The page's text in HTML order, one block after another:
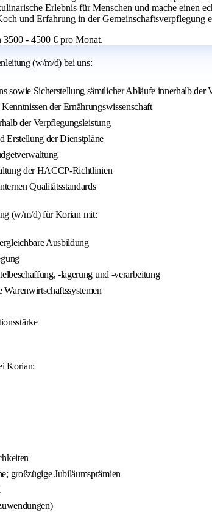
Erlebnis für Menschen und mache einen
und Erfahrung in der Gemeinschaftsverpflegung
3500 - 4500 € pro Monat.
(w/m/d) bei uns:
sowie Sicherstellung sämtlicher Abläufe innerhalb der
der Ernährungswissenschaft
der Verpflegungsleistung
Erstellung der Dienstpläne
der HACCP-Richtlinien
Qualitätsstandards
(w/m/d) für Korian mit:
Ausbildung
-lagerung und -verarbeitung
Korian:
großzügige Jubiläumsprämien